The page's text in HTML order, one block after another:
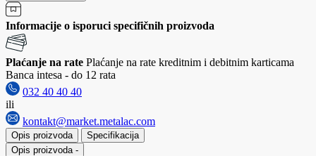
Informacije o isporuci specifičnih proizvoda
Plaćanje na rate Plaćanje na rate kreditnim i debitnim karticama
Banca intesa - do 12 rata
032 40 40 40
ili
kontakt@market.metalac.com
Opis proizvoda
Specifikacija
Opis proizvoda -